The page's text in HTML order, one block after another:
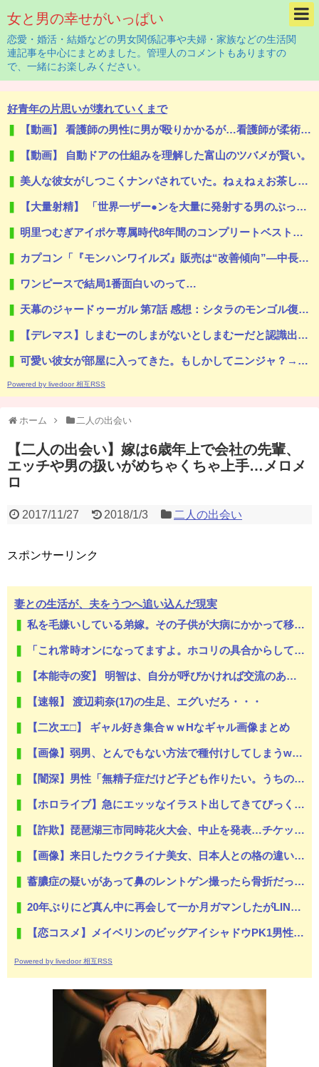
女と男の幸せがいっぱい
恋愛・婚活・結婚などの男女関係記事や夫婦・家族などの生活関
連記事を中心にまとめました。管理人のコメントもありますの
で、一緒にお楽しみください。
好青年の片思いが壊れていくまで
【動画】 看護師の男性に男が殴りかかるが…看護師が柔術使いだった
【動画】 自動ドアの仕組みを理解した富山のツバメが賢い。
美人な彼女がしつこくナンパされていた。ねぇねぇお茶しない？ → 彼女、慣れたものです…
【大量射精】 「世界一ザー●ンを大量に発射する男のぶっかけセッ●ス」シリーズが凄すぎてワロタｗｗｗ
明里つむぎアイポケ専属時代8年間のコンプリートベストが半額セール中！！
カプコン「『モンハンワイルズ』販売は“改善傾向”―中長期でワールド超え目指す」
ワンピースで結局1番面白いのって…
天幕のジャードゥーガル 第7話 感想：シタラのモンゴル復讐計画！兄弟をなんとか仲違いせねば！
【デレマス】しまむーのしまがないとしまむーだと認識出来なくなる率が高い
可愛い彼女が部屋に入ってきた。もしかしてニンジャ？→スタイリッシュな動きはこちらです…
Powered by livedoor 相互RSS
ホーム 二人の出会い
【二人の出会い】嫁は6歳年上で会社の先輩、
エッチや男の扱いがめちゃくちゃ上手…メロメ
ロ
2017/11/27 2018/1/3 二人の出会い
スポンサーリンク
妻との生活が、夫をうつへ追い込んだ現実
私を毛嫌いしている弟嫁。その子供が大病にかかって移植が必要になったが、検査の結果私は提供者になれなかった。ここで弟嫁爆発。弟嫁「疫病神！子供がタヒんだらお前のせいだ！」
「これ常時オンになってますよ。ホコリの具合からして、だいぶ長いこと」8年分のガス代の正体…？
【本能寺の変】 明智は、自分が呼びかければ交流のあった家臣はみんな 自分の味方をしてくれるだろうと思っていた
【速報】 渡辺莉奈(17)の生足、エグいだろ・・・
【二次エ□】 ギャル好き集合ｗｗHなギャル画像まとめ
【画像】弱男、とんでもない方法で種付けしてしまうwww
【闇深】男性「無精子症だけど子ども作りたい。うちの妻と性交渉してくれ」 友人「…わかった」⇒結果！
【ホロライブ】急にエッッなイラスト出してきてびっくりしたで
【詐欺】琵琶湖三市同時花火大会、中止を発表…チケット代や出店料の返金については明言せず
【画像】来日したウクライナ美女、日本人との格の違いを見せつける
蓄膿症の疑いがあって鼻のレントゲン撮ったら骨折だった。そういや幼稚園の頃顔面着地したことがあったが、 母ちゃん当時気づかなかったのかよ・・・
20年ぶりにど真ん中に再会して一か月ガマンしたがLINEで「たまに二人で昔話ができる友達になろう」的なメッセ送信した。昨日まで既読無視
【恋コスメ】メイベリンのビッグアイシャドウPK1男性からの評判めちゃくちゃ良い。
Powered by livedoor 相互RSS